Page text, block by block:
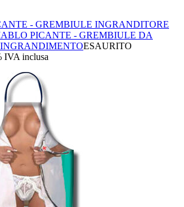
- GREMBIULE INGRANDITORE
PICANTE - GREMBIULE DA
ESAURITO
IVA inclusa